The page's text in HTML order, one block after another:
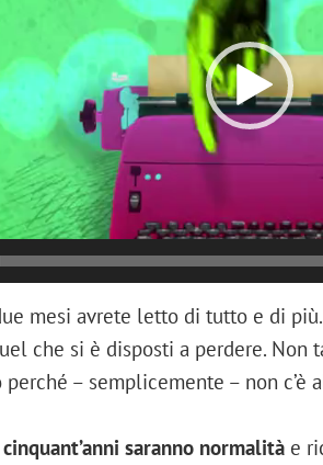
mesi avrete letto di tutto e di
che si è disposti a perdere. Non
perché – semplicemente – non c’è
saranno normalità e